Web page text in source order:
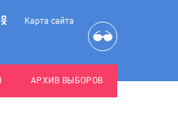
Карта сайта
АРХИВ ВЫБОРОВ